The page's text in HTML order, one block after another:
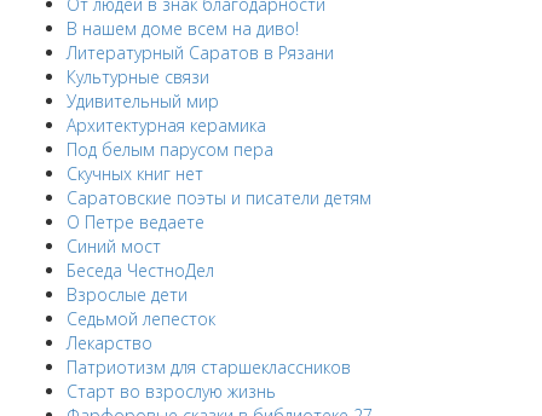
В нашем доме всем на диво!
Литературный Саратов в Рязани
Культурные связи
Удивительный мир
Архитектурная керамика
Под белым парусом пера
Скучных книг нет
Саратовские поэты и писатели детям
О Петре ведаете
Синий мост
Беседа ЧестноДел
Взрослые дети
Седьмой лепесток
Лекарство
Патриотизм для старшеклассников
Старт во взрослую жизнь